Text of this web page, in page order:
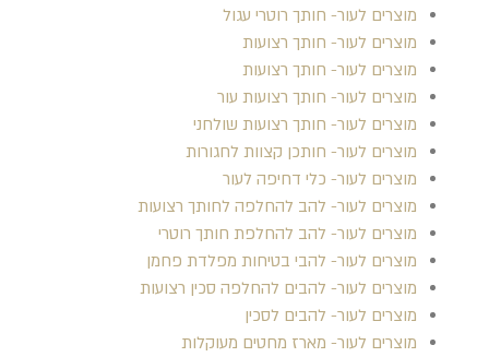
מוצרים לעור- חותך רוטרי עגול
מוצרים לעור- חותך רצועות
מוצרים לעור- חותך רצועות
מוצרים לעור- חותך רצועות עור
מוצרים לעור- חותך רצועות שולחני
מוצרים לעור- חותכן קצוות לחגורות
מוצרים לעור- כלי דחיפה לעור
מוצרים לעור- להב להחלפה לחותך רצועות
מוצרים לעור- להב להחלפת חותך רוטרי
מוצרים לעור- להבי בטיחות מפלדת פחמן
מוצרים לעור- להבים להחלפה סכין רצועות
מוצרים לעור- להבים לסכין
מוצרים לעור- מארז מחטים מעוקלות